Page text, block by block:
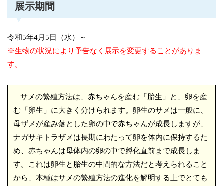
展示期間
令和5年4月5日（水）～
※生物の状況により予告なく展示を変更することがありま
す。
サメの繁殖方法は、赤ちゃんを産む「胎生」と、卵を産
む「卵生」に大きく分けられます。卵生のサメは一般に、
母ザメが産み落とした卵の中で赤ちゃんが成長しますが、
ナガサキトラザメは長期にわたって卵を体内に保持するた
め、赤ちゃんは母体内の卵の中で孵化直前まで成長しま
す。これは卵生と胎生の中間的な方法だと考えられること
から、本種はサメの繁殖方法の進化を解明する上でとても